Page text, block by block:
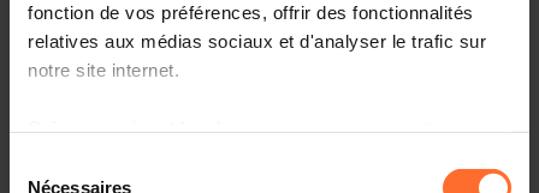
fonction de vos préférences, offrir des fonctionnalités
relatives aux médias sociaux et d'analyser le trafic sur
notre site internet.
à l’exception des cookies strictement nécessaires au
Nécessaires
PRGD Fixation des calendriers des vacances et
congés scolaires
08.04.2026